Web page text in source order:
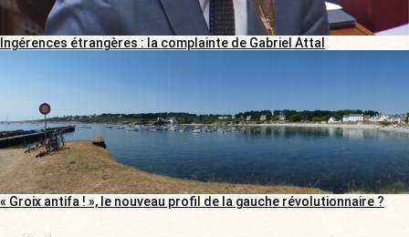
Ingérences étrangères : la complainte de Gabriel Attal
« Groix antifa ! », le nouveau profil de la gauche révolutionnaire ?